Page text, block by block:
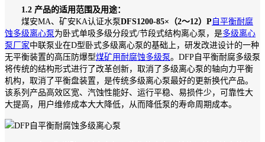
1.2 产品的适用范围及用途：
煤安MA、矿安KA认证水泵DFS1200-85×（2～12）P 自平衡耐腐
蚀多级离心泵 为卧式单吸多级分段式/节段式结构离心泵，是多级离心
泵厂家中联泵业在D型卧式多级离心泵的基础上，研发改进设计的一种
无平衡装置的高压防爆型煤矿用耐腐蚀多级泵。DFP自平衡耐腐多级泵
将传统的结构形式进行了改革创新，取消了多级离心泵的轴向力平衡
机构，取消了平衡盘装置，是传统多级离心泵最好的更新换代产品。
该系列产品高效区宽、汽蚀性能好、运行平稳、易损件少，可靠性大
大提高，用户维修成本大大降低，从而降低泵的寿命周期成本。